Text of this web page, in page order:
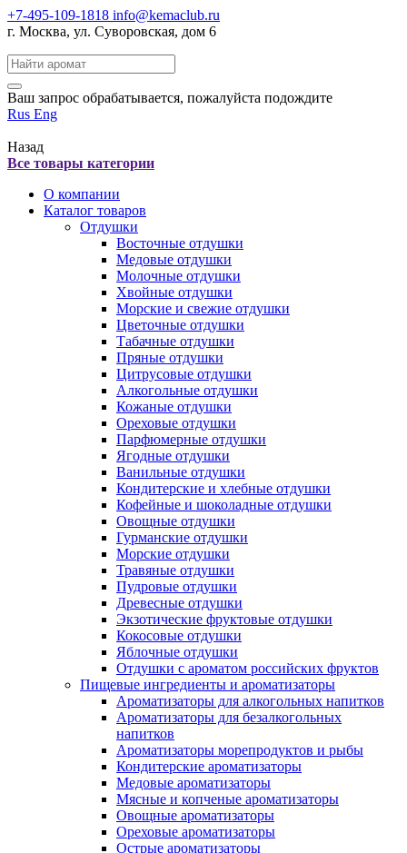
+7-495-109-1818 info@kemaclub.ru
г. Москва, ул. Суворовская, дом 6
Поиск:
Ваш запрос обрабатывается, пожалуйста подождите
Rus Eng
Назад
Все товары категории
О компании
Каталог товаров
Отдушки
Восточные отдушки
Медовые отдушки
Молочные отдушки
Хвойные отдушки
Морские и свежие отдушки
Цветочные отдушки
Табачные отдушки
Пряные отдушки
Цитрусовые отдушки
Алкогольные отдушки
Кожаные отдушки
Ореховые отдушки
Парфюмерные отдушки
Ягодные отдушки
Ванильные отдушки
Кондитерские и хлебные отдушки
Кофейные и шоколадные отдушки
Овощные отдушки
Гурманские отдушки
Морские отдушки
Травяные отдушки
Пудровые отдушки
Древесные отдушки
Экзотические фруктовые отдушки
Кокосовые отдушки
Яблочные отдушки
Отдушки с ароматом российских фруктов
Пищевые ингредиенты и ароматизаторы
Ароматизаторы для алкогольных напитков
Ароматизаторы для безалкогольных
напитков
Ароматизаторы морепродуктов и рыбы
Кондитерские ароматизаторы
Медовые ароматизаторы
Мясные и копченые ароматизаторы
Овощные ароматизаторы
Ореховые ароматизаторы
Острые ароматизаторы